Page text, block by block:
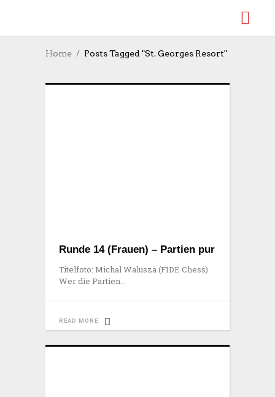
Home Posts Tagged "St. Georges Resort"
Runde 14 (Frauen) – Partien pur
Titelfoto: Michal Walusza (FIDE Chess)
Wer die Partien
READ MORE